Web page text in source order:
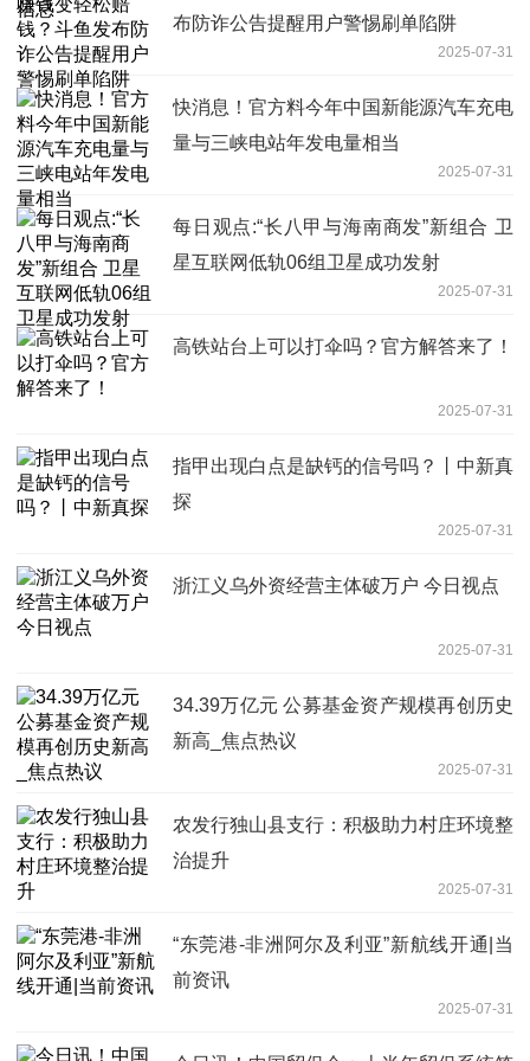
布防诈公告提醒用户警惕刷单陷阱
2025-07-31
快消息！官方料今年中国新能源汽车充电
量与三峡电站年发电量相当
2025-07-31
每日观点:“长八甲与海南商发”新组合 卫
星互联网低轨06组卫星成功发射
2025-07-31
高铁站台上可以打伞吗？官方解答来了！
2025-07-31
指甲出现白点是缺钙的信号吗？丨中新真
探
2025-07-31
浙江义乌外资经营主体破万户 今日视点
2025-07-31
34.39万亿元 公募基金资产规模再创历史
新高_焦点热议
2025-07-31
农发行独山县支行：积极助力村庄环境整
治提升
2025-07-31
“东莞港-非洲阿尔及利亚”新航线开通|当
前资讯
2025-07-31